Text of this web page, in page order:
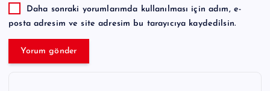
Daha sonraki yorumlarımda kullanılması için adım, e-
posta adresim ve site adresim bu tarayıcıya kaydedilsin.